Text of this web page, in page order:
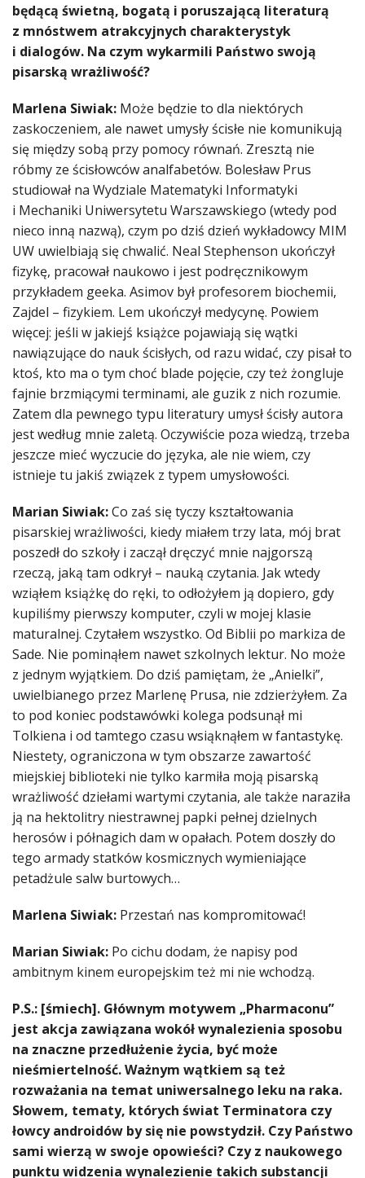
będącą świetną, bogatą i poruszającą literaturą
z mnóstwem atrakcyjnych charakterystyk
i dialogów. Na czym wykarmili Państwo swoją
pisarską wrażliwość?
Marlena Siwiak: Może będzie to dla niektórych
zaskoczeniem, ale nawet umysły ścisłe nie komunikują
się między sobą przy pomocy równań. Zresztą nie
róbmy ze ścisłowców analfabetów. Bolesław Prus
studiował na Wydziale Matematyki Informatyki
i Mechaniki Uniwersytetu Warszawskiego (wtedy pod
nieco inną nazwą), czym po dziś dzień wykładowcy MIM
UW uwielbiają się chwalić. Neal Stephenson ukończył
fizykę, pracował naukowo i jest podręcznikowym
przykładem geeka. Asimov był profesorem biochemii,
Zajdel – fizykiem. Lem ukończył medycynę. Powiem
więcej: jeśli w jakiejś książce pojawiają się wątki
nawiązujące do nauk ścisłych, od razu widać, czy pisał to
ktoś, kto ma o tym choć blade pojęcie, czy też żongluje
fajnie brzmiącymi terminami, ale guzik z nich rozumie.
Zatem dla pewnego typu literatury umysł ścisły autora
jest według mnie zaletą. Oczywiście poza wiedzą, trzeba
jeszcze mieć wyczucie do języka, ale nie wiem, czy
istnieje tu jakiś związek z typem umysłowości.
Marian Siwiak:Co zaś się tyczy kształtowania
pisarskiej wrażliwości, kiedy miałem trzy lata, mój brat
poszedł do szkoły i zaczął dręczyć mnie najgorszą
rzeczą, jaką tam odkrył – nauką czytania. Jak wtedy
wziąłem książkę do ręki, to odłożyłem ją dopiero, gdy
kupiliśmy pierwszy komputer, czyli w mojej klasie
maturalnej. Czytałem wszystko. Od Biblii po markiza de
Sade. Nie pominąłem nawet szkolnych lektur. No może
z jednym wyjątkiem. Do dziś pamiętam, że „Anielki”,
uwielbianego przez Marlenę Prusa, nie zdzierżyłem. Za
to pod koniec podstawówki kolega podsunął mi
Tolkiena i od tamtego czasu wsiąknąłem w fantastykę.
Niestety, ograniczona w tym obszarze zawartość
miejskiej biblioteki nie tylko karmiła moją pisarską
wrażliwość dziełami wartymi czytania, ale także naraziła
ją na hektolitry niestrawnej papki pełnej dzielnych
herosów i półnagich dam w opałach. Potem doszły do
tego armady statków kosmicznych wymieniające
petadżule salw burtowych…
Marlena Siwiak: Przestań nas kompromitować!
Marian Siwiak: Po cichu dodam, że napisy pod
ambitnym kinem europejskim też mi nie wchodzą.
P.S.: [śmiech]. Głównym motywem „Pharmaconu”
jest akcja zawiązana wokół wynalezienia sposobu
na znaczne przedłużenie życia, być może
nieśmiertelność. Ważnym wątkiem są też
rozważania na temat uniwersalnego leku na raka.
Słowem, tematy, których świat Terminatora czy
łowcy androidów by się nie powstydził. Czy Państwo
sami wierzą w swoje opowieści? Czy z naukowego
punktu widzenia wynalezienie takich substancji